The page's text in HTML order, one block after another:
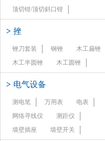
顶切钳/顶切斜口钳
> 挫
锉刀套装 钢锉
木工扁锉
木工半圆锉
木工圆锉
> 电气设备
测电笔 万用表
电表
网络寻线仪
测距仪
墙壁插座
墙壁开关